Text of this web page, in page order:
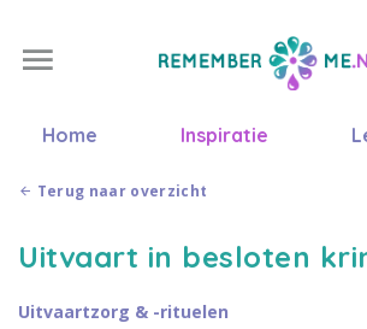
Home Inspiratie
Terug naar overzicht
Uitvaart in besloten
Uitvaartzorg & -rituelen